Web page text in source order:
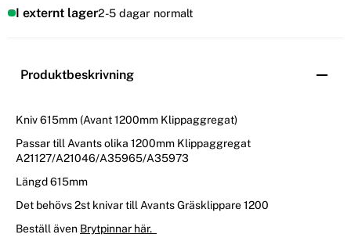
I externt lager2-5 dagar normalt
Produktbeskrivning
Kniv 615mm (Avant 1200mm Klippaggregat)
Passar till Avants olika 1200mm Klippaggregat
A21127/A21046/A35965/A35973
Längd 615mm
Det behövs 2st knivar till Avants Gräsklippare 1200
Beställ även Brytpinnar här.